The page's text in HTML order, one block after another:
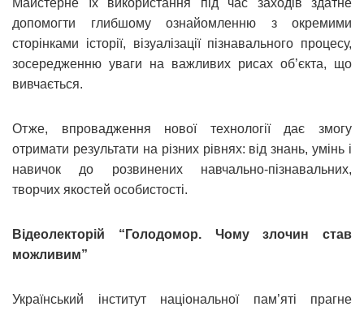
допомогти глибшому ознайомленню з окремими
сторінками історії, візуалізації пізнавального процесу,
зосередженню уваги на важливих рисах об’єкта, що
вивчається.
Отже, впровадження нової технології дає змогу
отримати результати на різних рівнях: від знань, умінь і
навичок до розвинених навчально-пізнавальних,
творчих якостей особистості.
Відеолекторій “Голодомор. Чому злочин став
можливим”
Український інститут національної пам’яті прагне